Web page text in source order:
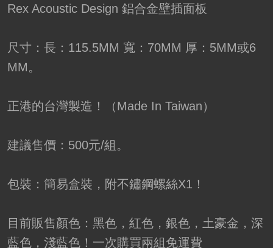
Rex Acoustic Design 鋁合金壁插面板
尺寸：長：115.5MM 寬：70MM 厚：5MM或6
MM。
正港的台灣製造！（Made In Taiwan）
建議售價：500元/組。
包裝：簡易盒裝，附不鏽鋼螺絲X1！
目前販售顏色：黑色，紅色，銀色，土豪金，深
藍色，淺藍色！一次購買兩組免運費